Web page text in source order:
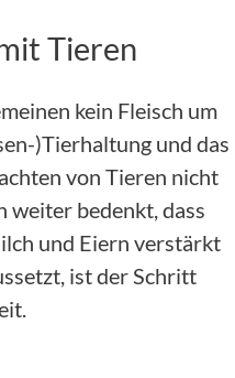
Tieren
kein Fleisch um
)Tierhaltung und das
von Tieren nicht
weiter bedenkt, dass
und Eiern verstärkt
ist der Schritt